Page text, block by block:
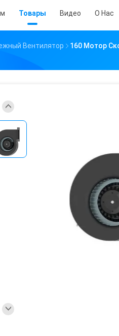
Товары Видео О Нас
Вентилятор
160 Мотор